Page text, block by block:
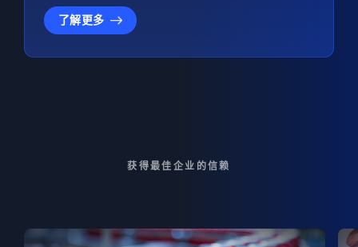
了解更多
获得最佳企业的信赖